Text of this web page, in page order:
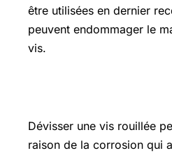
être utilisées en dernier
peuvent endommager le
vis.
Dévisser une vis rouillée
raison de la corrosion qui